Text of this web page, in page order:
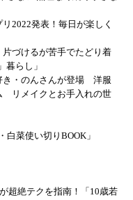
2022発表！毎日が楽しく
づけるが苦手でたどり着
暮らし」
き・のんさんが登場 洋服
リメイクとお手入れの世
白菜使い切りBOOK」
超絶テクを指南！「10歳若